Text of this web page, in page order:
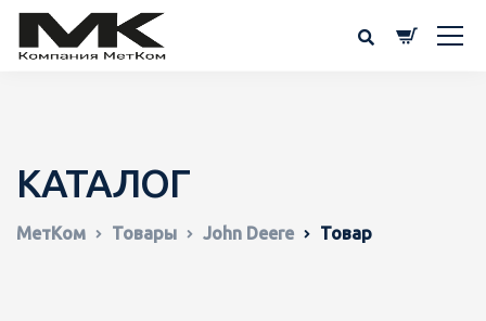
КАТАЛОГ
МетКом Товары John Deere Товар